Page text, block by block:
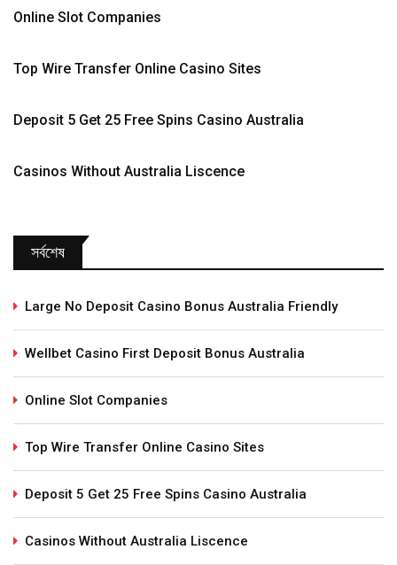
Online Slot Companies
Top Wire Transfer Online Casino Sites
Deposit 5 Get 25 Free Spins Casino Australia
Casinos Without Australia Liscence
সর্বশেষ
Large No Deposit Casino Bonus Australia Friendly
Wellbet Casino First Deposit Bonus Australia
Online Slot Companies
Top Wire Transfer Online Casino Sites
Deposit 5 Get 25 Free Spins Casino Australia
Casinos Without Australia Liscence